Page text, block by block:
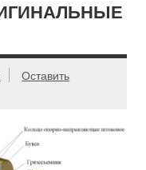
Оставить